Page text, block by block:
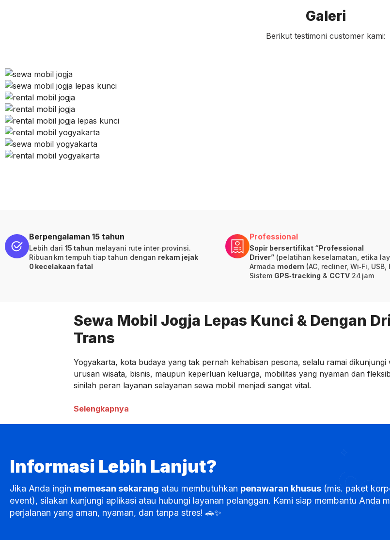
Galeri
Berikut testimoni customer kami:
Berpengalaman 15 tahun
Lebih dari 15 tahun melayani rute inter‑provinsi.
Ribuan km tempuh tiap tahun dengan rekam jejak
0 kecelakaan fatal
Professional
Sopir bersertifikat “Professional
Driver”(pelatihan keselamatan, etika
Armada modern (AC, recliner, Wi‑Fi,
Sistem GPS‑tracking & CCTV24 jam
Sewa Mobil Jogja Lepas Kunci & Dengan
Trans
Yogyakarta, kota budaya yang tak pernah kehabisan pesona, selalu ramai
urusan wisata, bisnis, maupun keperluan keluarga, mobilitas yang nyaman dan
sinilah peran layanan selayanan sewa mobil menjadi sangat vital.
Selengkapnya
Informasi Lebih Lanjut?
Jika Anda ingin memesan sekarang atau membutuhkan penawaran khusus (mis. paket
event), silakan kunjungi aplikasi atau hubungi layanan pelanggan. Kami siap membantu Anda
perjalanan yang aman, nyaman, dan tanpa stres! 🚗✨